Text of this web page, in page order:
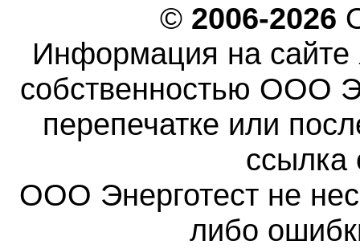
© 2006-2026
Информация на сайте
собственностью ООО
перепечатке или
ссылка
ООО Энерготест не
либо